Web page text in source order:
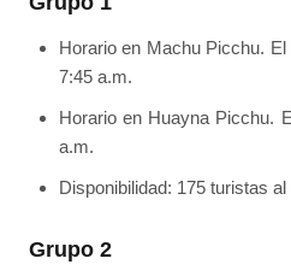
Horario en Machu Picchu.
7:45 a.m.
Horario en Huayna Picchu.
a.m.
Disponibilidad: 175 turistas al
Grupo 2